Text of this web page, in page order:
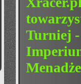
Turniej